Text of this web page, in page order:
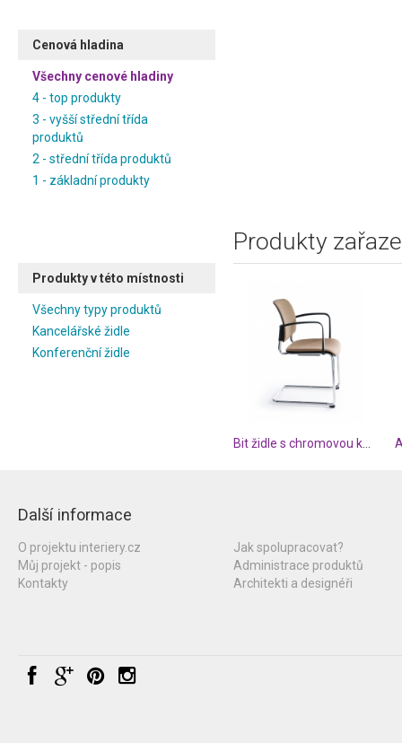
Cenová hladina
Všechny cenové hladiny
4 - top produkty
3 - vyšší střední třída
produktů
2 - střední třída produktů
1 - základní produkty
Produkty v této místnosti
Všechny typy produktů
Kancelářské židle
Konferenční židle
Produkty
Další informace
O projektu interiery.cz
Můj projekt - popis
Kontakty
Jak spolupracovat?
Administrace produktů
Architekti a designéři